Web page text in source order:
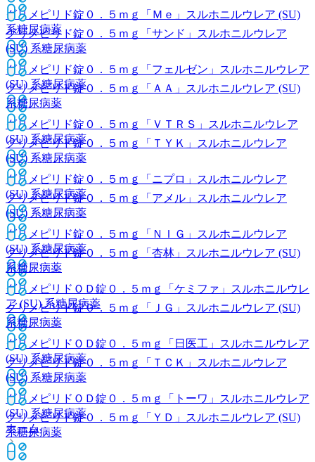
グリメピリド錠０．５ｍｇ「Ｍｅ」
スルホニルウレア (SU)
系糖尿病薬
グリメピリド錠０．５ｍｇ「フェルゼン」
スルホニルウレア
(SU) 系糖尿病薬
グリメピリド錠０．５ｍｇ「ＶＴＲＳ」
スルホニルウレア
(SU) 系糖尿病薬
グリメピリド錠０．５ｍｇ「ニプロ」
スルホニルウレア
(SU) 系糖尿病薬
グリメピリド錠０．５ｍｇ「ＮＩＧ」
スルホニルウレア
(SU) 系糖尿病薬
グリメピリドＯＤ錠０．５ｍｇ「ケミファ」
スルホニルウレ
ア (SU) 系糖尿病薬
グリメピリドＯＤ錠０．５ｍｇ「日医工」
スルホニルウレア
(SU) 系糖尿病薬
グリメピリドＯＤ錠０．５ｍｇ「トーワ」
スルホニルウレア
(SU) 系糖尿病薬
ホーム
グリメピリド錠０．５ｍｇ「サンド」
スルホニルウレア
(SU) 系糖尿病薬
グリメピリド錠０．５ｍｇ「ＡＡ」
スルホニルウレア (SU)
系糖尿病薬
グリメピリド錠０．５ｍｇ「ＴＹＫ」
スルホニルウレア
(SU) 系糖尿病薬
グリメピリド錠０．５ｍｇ「アメル」
スルホニルウレア
(SU) 系糖尿病薬
グリメピリド錠０．５ｍｇ「杏林」
スルホニルウレア (SU)
系糖尿病薬
グリメピリド錠０．５ｍｇ「ＪＧ」
スルホニルウレア (SU)
系糖尿病薬
グリメピリド錠０．５ｍｇ「ＴＣＫ」
スルホニルウレア
(SU) 系糖尿病薬
グリメピリド錠０．５ｍｇ「ＹＤ」
スルホニルウレア (SU)
系糖尿病薬